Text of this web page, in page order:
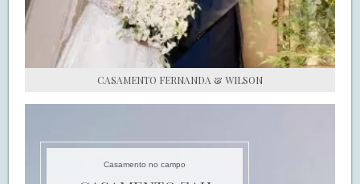
CASAMENTO FERNANDA & WILSON
Casamento no campo